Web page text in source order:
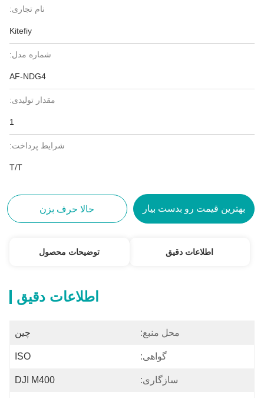
نام تجاری:
Kitefiy
شماره مدل:
AF-NDG4
مقدار تولیدی:
1
شرایط پرداخت:
T/T
بهترین قیمت رو بدست بیار حالا حرف بزن
اطلاعات دقیق توضیحات محصول
اطلاعات دقیق
محل منبع: چین
گواهی: ISO
سازگاری: DJI M400